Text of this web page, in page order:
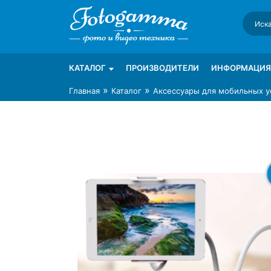
Интернет-магазин фототехники Foto-
Магазин фотоаксессуаров foto-gamma.ru
КАТАЛОГ ПРОИЗВОДИТЕЛИ ИНФОРМАЦИЯ
Главная » Каталог » Аксессуары для мобильных